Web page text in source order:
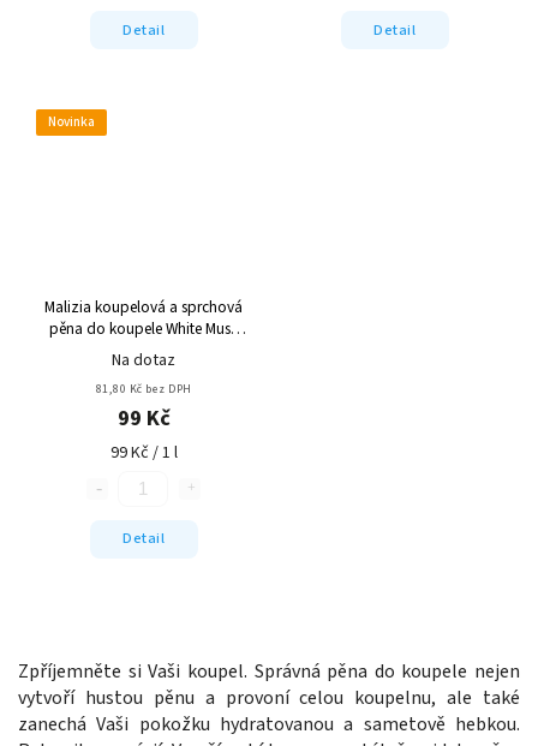
Detail Detail
Novinka
Malizia koupelová a sprchová
pěna do koupele White Musk
1000 ml
Na dotaz
81,80 Kč bez DPH
99 Kč
99 Kč / 1 l
Detail
Zpříjemněte si Vaši koupel. Správná pěna do koupele nejen
vytvoří hustou pěnu a provoní celou koupelnu, ale také
zanechá Vaši pokožku hydratovanou a sametově hebkou.